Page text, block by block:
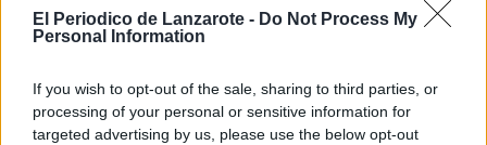
El Periodico de Lanzarote - Do Not Process My
Personal Information
If you wish to opt-out of the sale, sharing to third parties, or
processing of your personal or sensitive information for
targeted advertising by us, please use the below opt-out
Nombre
(requerido)